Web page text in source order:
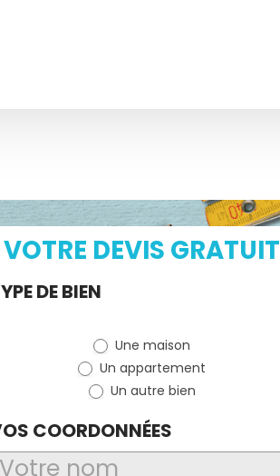
VOTRE DEVIS GRATUIT
DE BIEN
Une maison
Un appartement
Un autre bien
COORDONNÉES